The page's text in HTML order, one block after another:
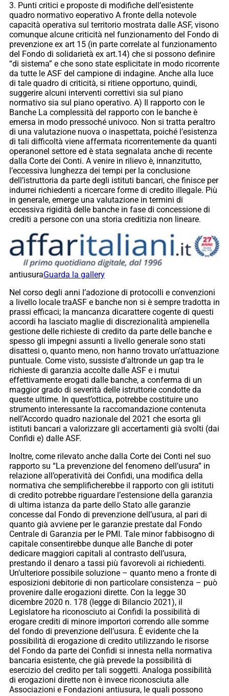
3. Punti critici e proposte di modifiche dell’esistente
quadro normativo eoperativo A fronte della notevole
capacità operativa sul territorio mostrata dalle ASF, visono
comunque alcune criticità nel funzionamento del Fondo di
prevenzione ex art 15 (in parte correlate al funzionamento
del Fondo di solidarietà ex art.14) che si possono definire
“di sistema” e che sono state esplicitate in modo ricorrente
da tutte le ASF del campione di indagine. Anche alla luce
di tale quadro di criticità, si ritiene opportuno, quindi,
suggerire alcuni interventi correttivi sia sul piano
normativo sia sul piano operativo. A) Il rapporto con le
Banche La complessità del rapporto con le banche è
emersa in modo pressoché univoco. Non si tratta peraltro
di una valutazione nuova o inaspettata, poiché l’esistenza
di tali difficoltà viene affermata ricorrentemente da quanti
operanonel settore ed è stata segnalata anche di recente
dalla Corte dei Conti. A venire in rilievo è, innanzitutto,
l’eccessiva lunghezza dei tempi per la conclusione
dell’istruttoria da parte degli istituti bancari, che finisce per
indurrei richiedenti a ricercare forme di credito illegale. Più
in generale, emerge una valutazione in termini di
eccessiva rigidità delle banche in fase di concessione di
crediti a persone con una storia creditizia non lineare.
antiusuraGuarda la gallery
Nel corso degli anni l’adozione di protocolli e convenzioni
a livello locale traASF e banche non si è sempre tradotta in
prassi efficaci; la mancanza dicarattere cogente di questi
accordi ha lasciato maglie di discrezionalità ampienella
gestione delle richieste di credito da parte delle banche e
spesso gli impegni assunti a livello generale sono stati
disattesi o, quanto meno, non hanno trovato un’attuazione
puntuale. Come visto, sussiste d’altronde un gap tra le
richieste di garanzia accolte dalle ASF e i mutui
effettivamente erogati dalle banche, a conferma di un
maggior grado di severità delle istruttorie condotte da
queste ultime. In quest’ottica, potrebbe costituire uno
strumento interessante la raccomandazione contenuta
nell’Accordo quadro nazionale del 2021 che esorta gli
istituti bancari a valorizzare gli accertamenti già svolti (dai
Confidi e) dalle ASF.
Inoltre, come rilevato anche dalla Corte dei Conti nel suo
rapporto su “La prevenzione del fenomeno dell’usura” in
relazione all’operatività dei Confidi, una modifica della
normativa che semplificherebbe il rapporto con gli istituti
di credito potrebbe riguardare l’estensione della garanzia
di ultima istanza da parte dello Stato alle garanzie
concesse dal Fondo di prevenzione dell’usura, al pari di
quanto già avviene per le garanzie prestate dal Fondo
Centrale di Garanzia per le PMI. Tale minor fabbisogno di
capitale consentirebbe dunque alle Banche di poter
dedicare maggiori capitali al contrasto dell’usura,
prestando il denaro a tassi più favorevoli ai richiedenti.
Un’ulteriore possibile soluzione – quanto meno a fronte di
esposizioni debitorie di non particolare consistenza – può
provenire dalle erogazioni dirette. Con la legge 30
dicembre 2020 n. 178 (legge di Bilancio 2021), il
Legislatore ha riconosciuto ai Confidi la possibilità di
erogare crediti di minore importori correndo alle somme
del fondo di prevenzione dell’usura. È evidente che la
possibilità di erogazione di credito utilizzando le risorse
del Fondo da parte dei Confidi si innesta nella normativa
bancaria esistente, che già prevede la possibilità di
esercizio del credito per tali soggetti. Analoga possibilità
di erogazioni dirette non è invece riconosciuta alle
Associazioni e Fondazioni antiusura, le quali possono